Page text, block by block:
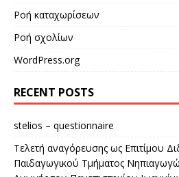
Ροή καταχωρίσεων
Ροή σχολίων
WordPress.org
RECENT POSTS
stelios – questionnaire
Τελετή αναγόρευσης ως Επιτίμου
Παιδαγωγικού Τμήματος